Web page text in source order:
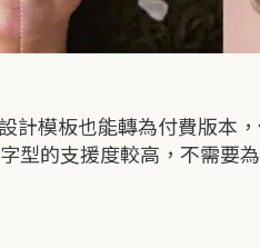
計模板也能轉為付費版本
型的支援度較高，不需要